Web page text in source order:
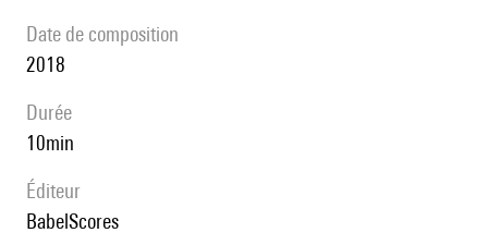
date de composition
2018
durée
10min
éditeur
BabelScores